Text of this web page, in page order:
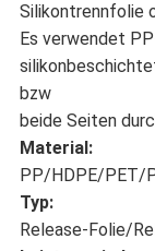
Silikontrennfolie
Es verwendet
bzw
beide Seiten
Material:
PP/HDPE/PET/
Typ:
Release-Folie/